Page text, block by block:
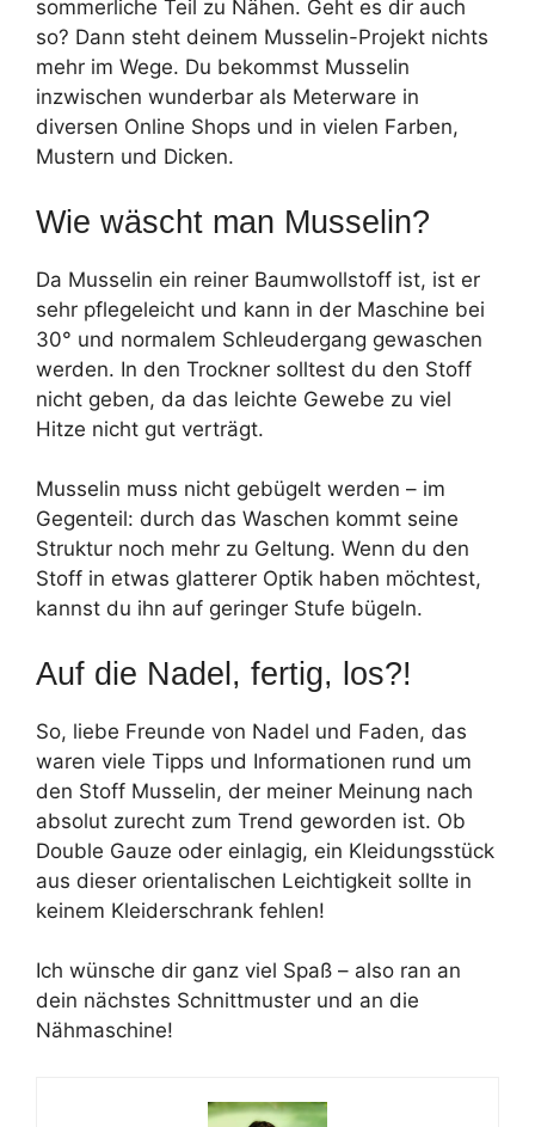
sommerliche Teil zu Nähen. Geht es dir auch
so? Dann steht deinem Musselin-Projekt nichts
mehr im Wege. Du bekommst Musselin
inzwischen wunderbar als Meterware in
diversen Online Shops und in vielen Farben,
Mustern und Dicken.
Wie wäscht man Musselin?
Da Musselin ein reiner Baumwollstoff ist, ist er
sehr pflegeleicht und kann in der Maschine bei
30° und normalem Schleudergang gewaschen
werden. In den Trockner solltest du den Stoff
nicht geben, da das leichte Gewebe zu viel
Hitze nicht gut verträgt.
Musselin muss nicht gebügelt werden – im
Gegenteil: durch das Waschen kommt seine
Struktur noch mehr zu Geltung. Wenn du den
Stoff in etwas glatterer Optik haben möchtest,
kannst du ihn auf geringer Stufe bügeln.
Auf die Nadel, fertig, los?!
So, liebe Freunde von Nadel und Faden, das
waren viele Tipps und Informationen rund um
den Stoff Musselin, der meiner Meinung nach
absolut zurecht zum Trend geworden ist. Ob
Double Gauze oder einlagig, ein Kleidungsstück
aus dieser orientalischen Leichtigkeit sollte in
keinem Kleiderschrank fehlen!
Ich wünsche dir ganz viel Spaß – also ran an
dein nächstes Schnittmuster und an die
Nähmaschine!